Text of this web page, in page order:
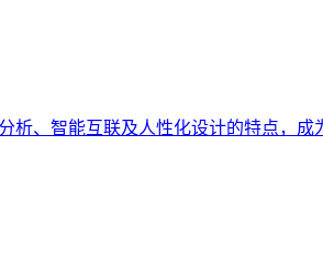
析、智能互联及人性化设计的特点，